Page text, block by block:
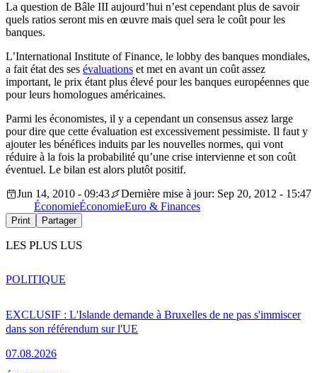
La question de Bâle III aujourd’hui n’est cependant plus de savoir
quels ratios seront mis en œuvre mais quel sera le coût pour les
banques.
L’International Institute of Finance, le lobby des banques mondiales,
a fait état des ses évaluations et met en avant un coût assez
important, le prix étant plus élevé pour les banques européennes que
pour leurs homologues américaines.
Parmi les économistes, il y a cependant un consensus assez large
pour dire que cette évaluation est excessivement pessimiste. Il faut y
ajouter les bénéfices induits par les nouvelles normes, qui vont
réduire à la fois la probabilité qu’une crise intervienne et son coût
éventuel. Le bilan est alors plutôt positif.
Jun 14, 2010 - 09:43
Dernière mise à jour: Sep 20, 2012 - 15:47
ÉconomieÉconomieEuro & Finances
Print Partager
LES PLUS LUS
EXCLUSIF : L'Islande demande à Bruxelles de ne pas s'immiscer
dans son référendum sur l'UE
07.08.2026
POLITIQUE